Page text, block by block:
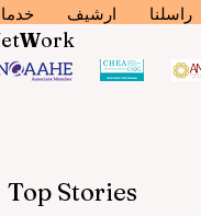
ارشيف راسلنا
etWork
Top Stories